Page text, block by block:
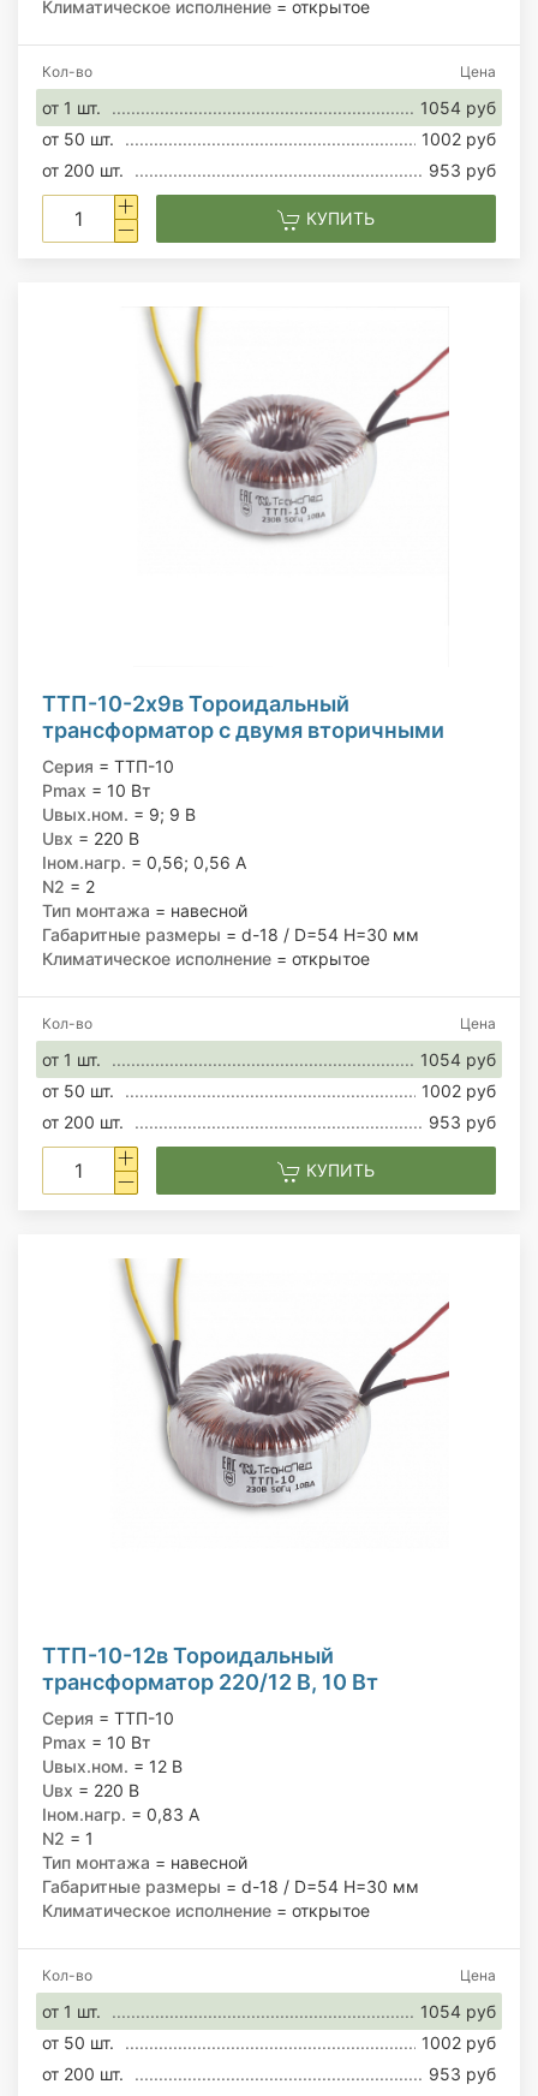
Климатическое исполнение = открытое
Кол-во Цена
от 1 шт.
1054 руб
от 50 шт.
1002 руб
от 200 шт.
953 руб
КУПИТЬ
ТТП-10-2х9в Тороидальный
трансформатор с двумя вторичными
обмотками 220/9; 9 В, 10 Вт
Серия = ТТП-10
Pmax = 10 Вт
Uвых.ном. = 9; 9 В
Uвх = 220 В
Iном.нагр. = 0,56; 0,56 А
N2 = 2
Тип монтажа = навесной
Габаритные размеры = d-18 / D=54 H=30 мм
Климатическое исполнение = открытое
Кол-во Цена
от 1 шт.
1054 руб
от 50 шт.
1002 руб
от 200 шт.
953 руб
КУПИТЬ
ТТП-10-12в Тороидальный
трансформатор 220/12 В, 10 Вт
Серия = ТТП-10
Pmax = 10 Вт
Uвых.ном. = 12 В
Uвх = 220 В
Iном.нагр. = 0,83 А
N2 = 1
Тип монтажа = навесной
Габаритные размеры = d-18 / D=54 H=30 мм
Климатическое исполнение = открытое
Кол-во Цена
от 1 шт.
1054 руб
от 50 шт.
1002 руб
от 200 шт.
953 руб